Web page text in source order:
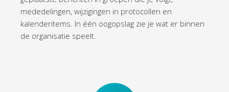
mededelingen, wijzigingen in protocollen en
kalenderitems. In één oogopslag zie je wat er binnen
de organisatie speelt.